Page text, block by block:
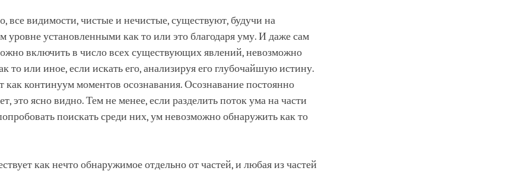
все видимости, чистые и нечистые, существуют, будучи на
уровне установленными как то или это благодаря уму. И даже сам
включить в число всех существующих явлений, невозможно
то или иное, если искать его, анализируя его глубочайшую истину.
как континуум моментов осознавания. Осознавание постоянно
это ясно видно. Тем не менее, если разделить поток ума на части
поискать среди них, ум невозможно обнаружить как то
как нечто обнаружимое отдельно от частей, и любая из частей